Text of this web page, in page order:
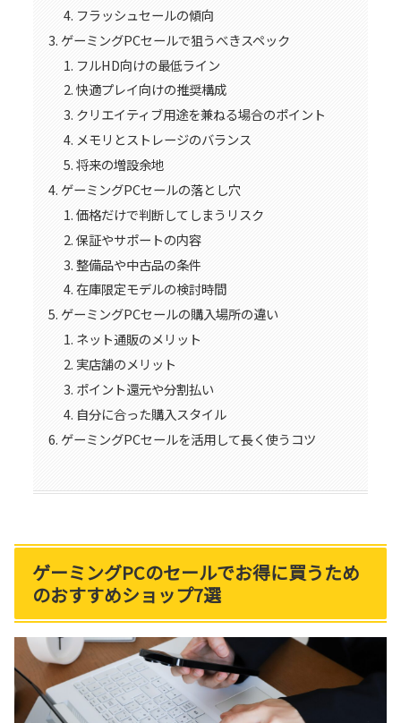
フラッシュセールの傾向
ゲーミングPCセールで狙うべきスペック
フルHD向けの最低ライン
快適プレイ向けの推奨構成
クリエイティブ用途を兼ねる場合のポイント
メモリとストレージのバランス
将来の増設余地
ゲーミングPCセールの落とし穴
価格だけで判断してしまうリスク
保証やサポートの内容
整備品や中古品の条件
在庫限定モデルの検討時間
ゲーミングPCセールの購入場所の違い
ネット通販のメリット
実店舗のメリット
ポイント還元や分割払い
自分に合った購入スタイル
ゲーミングPCセールを活用して長く使うコツ
ゲーミングPCのセールでお得に買うため
のおすすめショップ7選